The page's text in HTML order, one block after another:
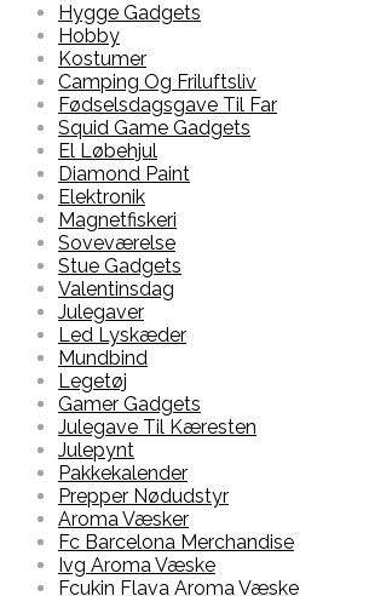
Hygge Gadgets
Hobby
Kostumer
Camping Og Friluftsliv
Fødselsdagsgave Til Far
Squid Game Gadgets
El Løbehjul
Diamond Paint
Elektronik
Magnetfiskeri
Soveværelse
Stue Gadgets
Valentinsdag
Julegaver
Led Lyskæder
Mundbind
Legetøj
Gamer Gadgets
Julegave Til Kæresten
Julepynt
Pakkekalender
Prepper Nødudstyr
Aroma Væsker
Fc Barcelona Merchandise
Ivg Aroma Væske
Fcukin Flava Aroma Væske